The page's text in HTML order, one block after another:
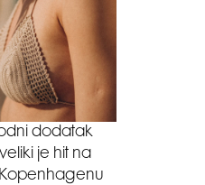
dodatak
je hit na
Kopenhagenu